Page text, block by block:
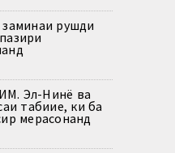
рушди
Эл-Нинё ва
табиие, ки ба
мерасонанд